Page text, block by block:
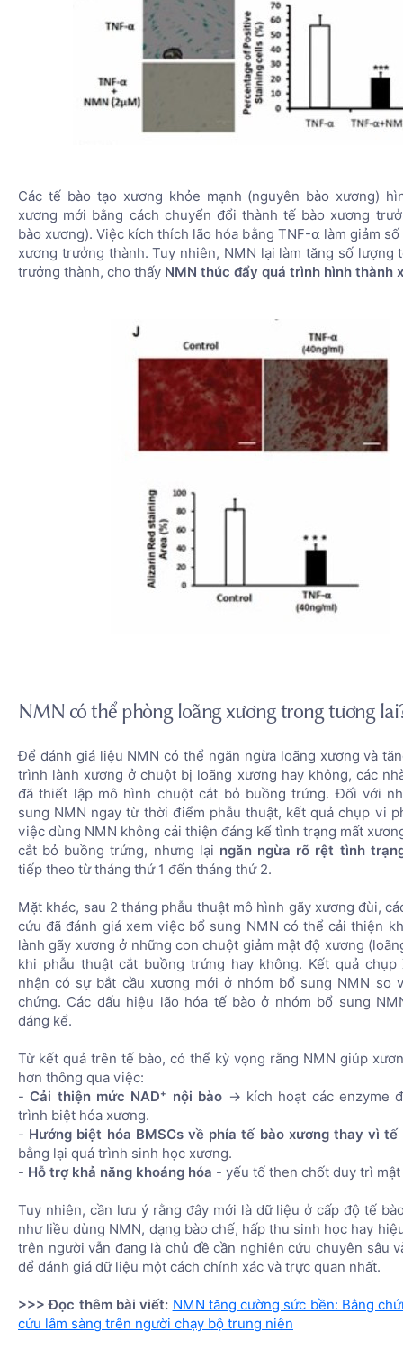
Các tế bào tạo xương khỏe mạnh (nguyên bào xương)
xương mới bằng cách chuyển đổi thành tế bào xương
bào xương). Việc kích thích lão hóa bằng TNF-⍺ làm giảm
xương trưởng thành. Tuy nhiên, NMN lại làm tăng số lượng
trưởng thành, cho thấy NMN thúc đẩy quá trình hình thành
NMN có thể phòng loãng xương trong tương
Để đánh giá liệu NMN có thể ngăn ngừa loãng xương và
trình lành xương ở chuột bị loãng xương hay không, các
đã thiết lập mô hình chuột cắt bỏ buồng trứng. Đối với
sung NMN ngay từ thời điểm phẫu thuật, kết quả chụp vi
việc dùng NMN không cải thiện đáng kể tình trạng mất
cắt bỏ buồng trứng, nhưng lại ngăn ngừa rõ rệt tình
tiếp theo từ tháng thứ 1 đến tháng thứ 2.
Mặt khác, sau 2 tháng phẫu thuật mô hình gãy xương đùi,
cứu đã đánh giá xem việc bổ sung NMN có thể cải thiện
lành gãy xương ở những con chuột giảm mật độ xương
khi phẫu thuật cắt buồng trứng hay không. Kết quả chụp
nhận có sự bắt cầu xương mới ở nhóm bổ sung NMN so
chứng. Các dấu hiệu lão hóa tế bào ở nhóm bổ sung
đáng kể.
Từ kết quả trên tế bào, có thể kỳ vọng rằng NMN giúp
hơn thông qua việc:
-Cải thiện mức NAD⁺ nội bào → kích hoạt các enzyme
trình biệt hóa xương.
- Hướng biệt hóa BMSCs về phía tế bào xương thay vì tế
bằng lại quá trình sinh học xương.
- Hỗ trợ khả năng khoáng hóa - yếu tố then chốt duy trì
Tuy nhiên, cần lưu ý rằng đây mới là dữ liệu ở cấp độ tế
như liều dùng NMN, dạng bào chế, hấp thu sinh học hay
trên người vẫn đang là chủ đề cần nghiên cứu chuyên sâu
để đánh giá dữ liệu một cách chính xác và trực quan nhất.
>>> Đọc thêm bài viết: NMN tăng cường sức bền: Bằng
cứu lâm sàng trên người chạy bộ trung niên